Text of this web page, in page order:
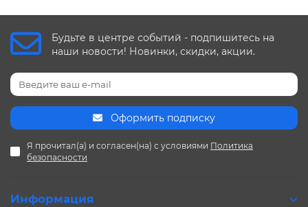
Будьте в центре событий - подпишитесь на
наши новости! Новинки, скидки, акции.
Оформить подписку
Я прочитал(а) и согласен(на) с условиями Политика
безопасности
Информация